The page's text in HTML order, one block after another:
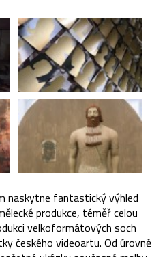
naskytne fantastický výhled
produkce, téměř celou
velkoformátových soch
českého videoartu. Od úrovně